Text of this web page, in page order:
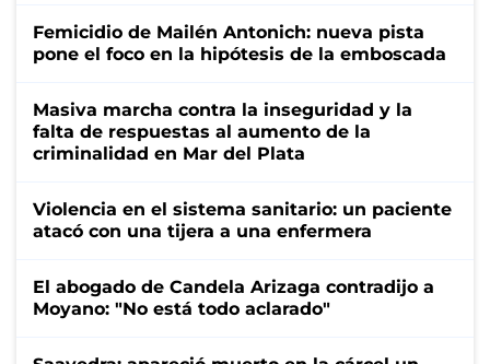
Femicidio de Mailén Antonich: nueva pista
pone el foco en la hipótesis de la emboscada
Masiva marcha contra la inseguridad y la
falta de respuestas al aumento de la
criminalidad en Mar del Plata
Violencia en el sistema sanitario: un paciente
atacó con una tijera a una enfermera
El abogado de Candela Arizaga contradijo a
Moyano: "No está todo aclarado"